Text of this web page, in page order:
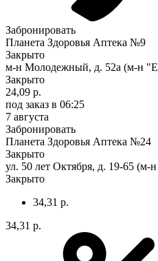
Забронировать
Планета Здоровья Аптека №9
Закрыто
м-н Молодежный, д. 52а (м-н
Закрыто
24,09 р.
под заказ в 06:25
7 августа
Забронировать
Планета Здоровья Аптека №24
Закрыто
ул. 50 лет Октября, д. 19-65 (м-
Закрыто
34,31 р.
34,31 р.